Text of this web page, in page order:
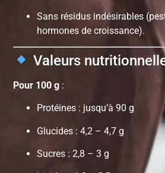
Sans résidus indésirables
hormones de croissance).
Valeurs
Pour 100 g :
Protéines : jusqu’à 90 g
Glucides : 4,2 – 4,7 g
Sucres : 2,8 – 3 g